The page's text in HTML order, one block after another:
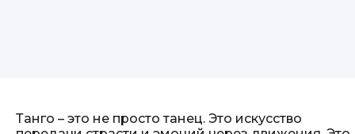
Танго – это не просто танец. Это искусство